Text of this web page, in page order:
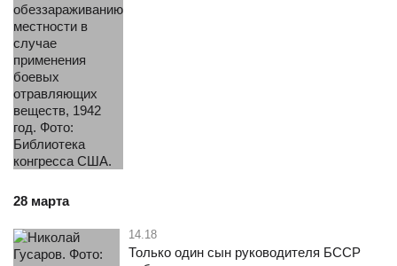
28 марта
Только один сын руководителя БCCР
14.18